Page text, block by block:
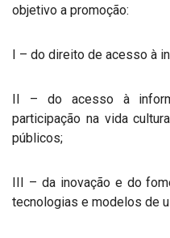
objetivo a promoção:
I – do direito de acesso à
II – do acesso à
participação na vida
públicos;
III – da inovação e do
tecnologias e modelos de